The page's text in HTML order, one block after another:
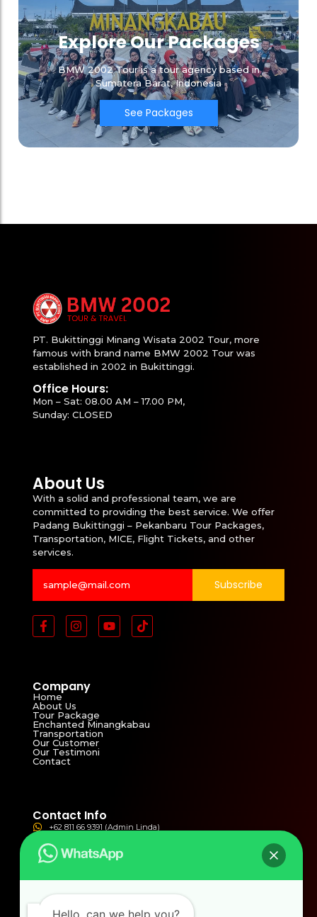
Explore Our Packages
BMW 2002 Tour is a tour agency based in
Sumatera Barat, Indonesia
See Packages
PT. Bukittinggi Minang Wisata 2002 Tour, more
famous with brand name BMW 2002 Tour was
established in 2002 in Bukittinggi.
Office Hours:
Mon – Sat: 08.00 AM – 17.00 PM,
Sunday: CLOSED
About Us
With a solid and professional team, we are
committed to providing the best service. We offer
Padang Bukittinggi – Pekanbaru Tour Packages,
Transportation, MICE, Flight Tickets, and other
services.
Subscribe
Company
Home
About Us
Tour Package
Enchanted Minangkabau
Transportation
Our Customer
Our Testimoni
Contact
Contact Info
+62 811 66 9391 (Admin Linda)
+62 821 3811 4821 (Admin Yolla)
ptbmw2002@yahoo.com
bmwwisata2002@gmail.com
Jln. Syekh Arrasulli No.77 Tangah Sawah , Bukittinggi,
Indonesia
Hello, can we help you?